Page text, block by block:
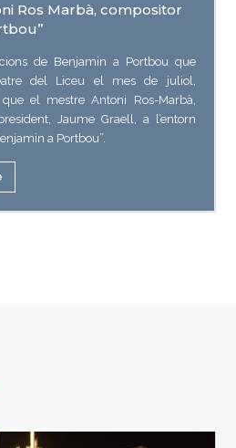
Ros Marbà, compositor
de Benjamin a Portbou que
del Liceu el mes de juliol,
el mestre Antoni Ros-Marbà,
Jaume Graell, a l’entorn
a Portbou”.